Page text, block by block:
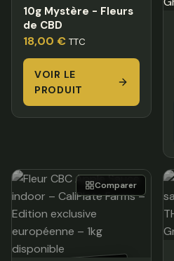
10g Mystère - Fleurs
de CBD
18,00 € TTC
VOIR LE
PRODUIT
Comparer